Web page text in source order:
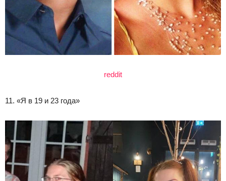
reddit
11. «Я в 19 и 23 года»